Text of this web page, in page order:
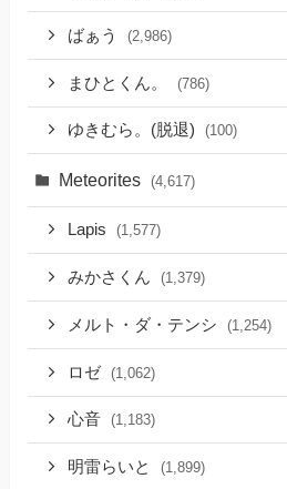
ばぁう (2,986)
まひとくん。 (786)
ゆきむら。(脱退) (100)
Meteorites (4,617)
Lapis (1,577)
みかさくん (1,379)
メルト・ダ・テンシ (1,254)
ロゼ (1,062)
心音 (1,183)
明雷らいと (1,899)